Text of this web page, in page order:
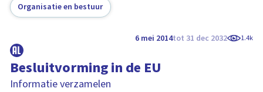
Organisatie en bestuur
6 mei 2014tot 31 dec 2032 1.4k
Besluitvorming in de EU
Informatie verzamelen